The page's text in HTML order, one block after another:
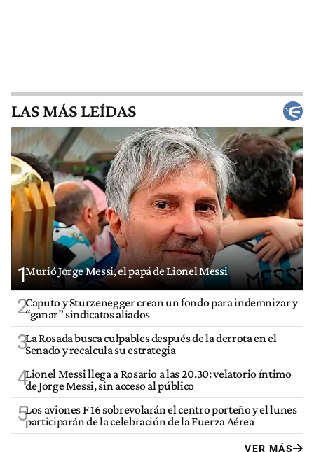
LAS MÁS LEÍDAS
1Murió Jorge Messi, el papá de Lionel Messi
2Caputo y Sturzenegger crean un fondo para indemnizar y
“ganar” sindicatos aliados
3La Rosada busca culpables después de la derrota en el
Senado y recalcula su estrategia
4Lionel Messi llega a Rosario a las 20.30: velatorio íntimo
de Jorge Messi, sin acceso al público
5Los aviones F 16 sobrevolarán el centro porteño y el lunes
participarán de la celebración de la Fuerza Aérea
VER MÁS